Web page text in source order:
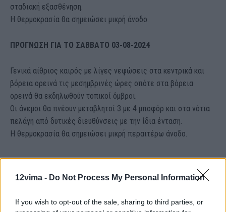
12vima - Do Not Process My Personal Information
If you wish to opt-out of the sale, sharing to third parties, or
σταδιακή εξασθένηση.
Η θερμοκρασία θα σημειώσει μικρή άνοδο.
ΠΡΟΓΝΩΣΗ ΓΙΑ TΟ ΣΑΒΒΑΤΟ 03-08-2024
Γενικά αίθριος καιρός με λίγες νεφώσεις στα κεντρικά και
βόρεια ορεινά τις μεσημβρινές ώρες οπότε στα βόρεια
ορεινά θα εκδηλωθούν τοπικοί όμβροι.
Οι άνεμοι θα πνέουν μεταβλητοί 3 με 4 μποφόρ και στα νότια
πελάγη από δυτικές διευθύνσεις με την ίδια ένταση.
Η θερμοκρασία θα σημειώσει μικρή περαιτέρω άνοδο.